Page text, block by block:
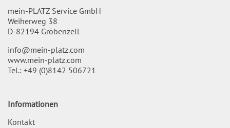
mein-PLATZ Service GmbH
Weiherweg 38
D-82194 Gröbenzell
info@mein-platz.com
www.mein-platz.com
Tel.: +49 (0)8142 506721
Informationen
Kontakt